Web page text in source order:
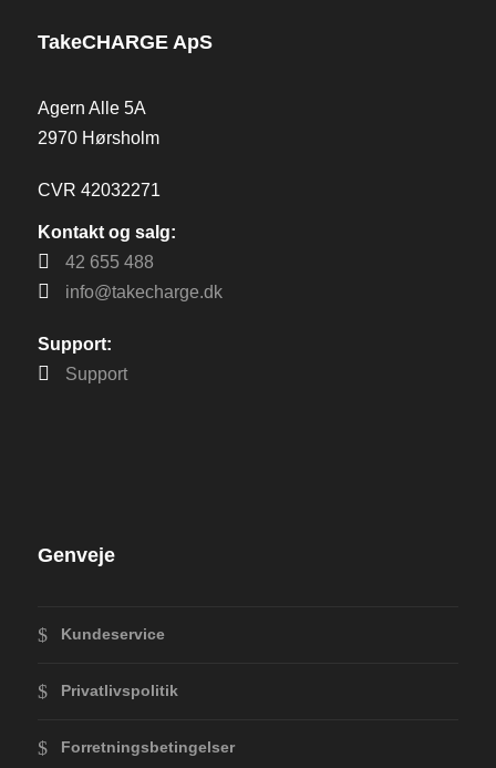
TakeCHARGE ApS
Agern Alle 5A
2970 Hørsholm
CVR 42032271
Kontakt og salg:
42 655 488
info@takecharge.dk
Support:
Support
Genveje
Kundeservice
Privatlivspolitik
Forretningsbetingelser